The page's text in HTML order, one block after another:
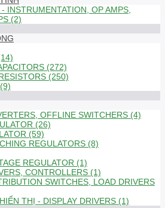
INSTRUMENTATION, OP AMPS,
(2)
(272)
(250)
OFFLINE SWITCHERS (4)
(26)
(59)
REGULATORS (8)
REGULATOR (1)
CONTROLLERS (1)
SWITCHES, LOAD DRIVERS
THỊ - DISPLAY DRIVERS (1)